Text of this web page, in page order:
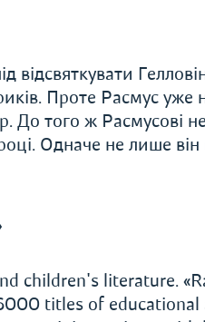
відсвяткувати
Проте Расмус уже не
До того ж Расмусові
Одначе не лише
children's literature.
titles of educational